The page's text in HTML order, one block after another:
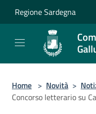
Regione Sardegna
Home > Novità >
Concorso letterario su